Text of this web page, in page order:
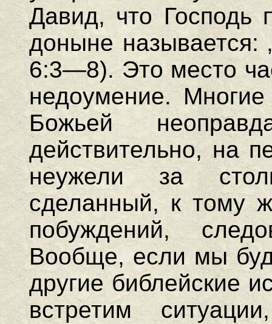
Давид, что Господь
доныне
6:3—8). Это место
недоумение.
Божьей
действительно, на
неужели за
сделанный, к тому
побуждений,
Вообще, если мы
другие библейские
встретим